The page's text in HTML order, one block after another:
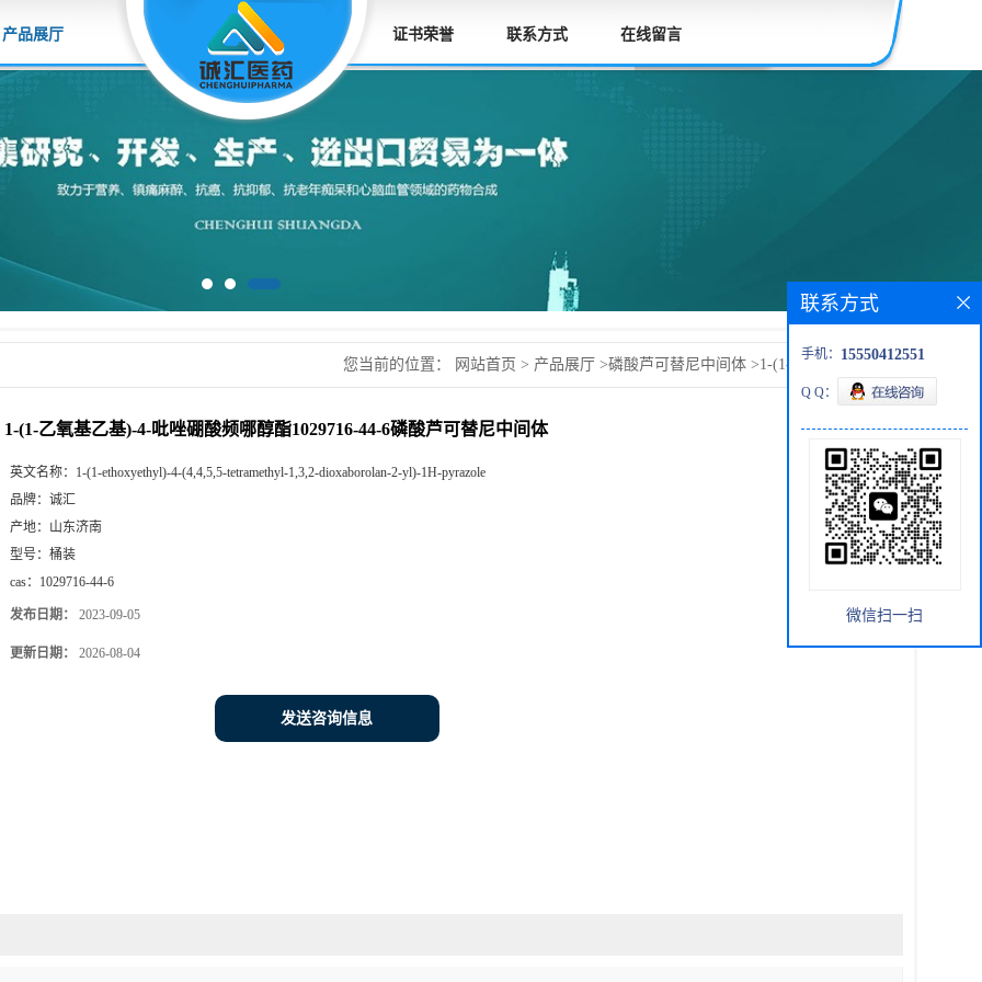
产品展厅 证书荣誉 联系方式 在线留言
您当前的位置： 网站首页 > 产品展厅 >磷酸芦可替尼中间体 >1-(1-乙氧基乙
1-(1-乙氧基乙基)-4-吡唑硼酸频哪醇酯1029716-44-6磷酸芦可替尼中间体
英文名称： 1-(1-ethoxyethyl)-4-(4,4,5,5-tetramethyl-1,3,2-dioxaborolan-2-yl)-1H-pyrazole
品牌： 诚汇
产地： 山东济南
型号： 桶装
cas： 1029716-44-6
发布日期： 2023-09-05
更新日期： 2026-08-04
发送咨询信息
联系方式
手机： 15550412551
Q Q：
微信扫一扫